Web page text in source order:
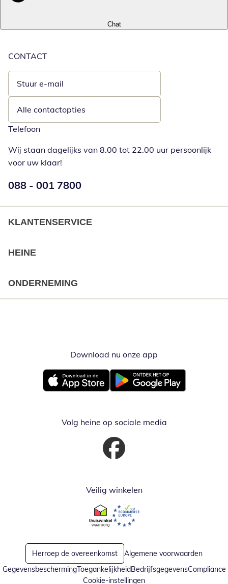
Chat
CONTACT
Stuur e-mail
Opent e-mailclient
Alle contactopties
Telefoon
Wij staan dagelijks van 8.00 tot 22.00 uur persoonlijk
voor uw klaar!
Telefoonnummer:
088 - 001 7800
KLANTENSERVICE
HEINE
ONDERNEMING
Download nu onze app
Opent in nieuw vensterOpent in nieuw venster
Volg heine op sociale media
Opent in nieuw venster
Veilig winkelen
Opent in nieuw venster
Opent in nieuw venster
Herroep de overeenkomst
Algemene voorwaarden
GegevensbeschermingToegankelijkheidBedrijfsgegevensCompliance
Cookie-instellingen